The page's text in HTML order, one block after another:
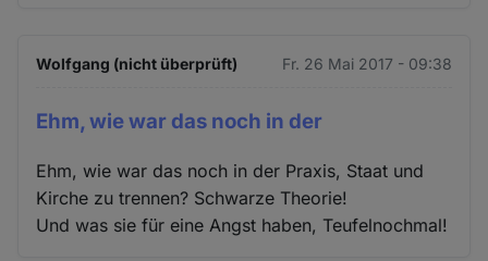
Wolfgang (nicht überprüft) Fr. 26 Mai 2017 - 09:38
Ehm, wie war das noch in der
Ehm, wie war das noch in der Praxis, Staat und
Kirche zu trennen? Schwarze Theorie!
Und was sie für eine Angst haben, Teufelnochmal!